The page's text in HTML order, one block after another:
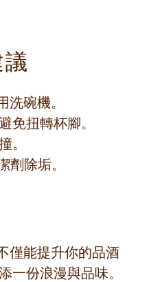
洗碗機。
免扭轉杯腳。
。
劑除垢。
僅能提升你的品酒
一份浪漫與品味。